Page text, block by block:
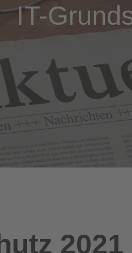
IT-
2021